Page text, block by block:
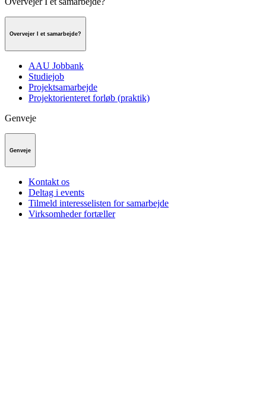
Overvejer I et samarbejde?
AAU Jobbank
Studiejob
Projektsamarbejde
Projektorienteret forløb (praktik)
Genveje
Genveje
Kontakt os
Deltag i events
Tilmeld interesselisten for samarbejde
Virksomheder fortæller